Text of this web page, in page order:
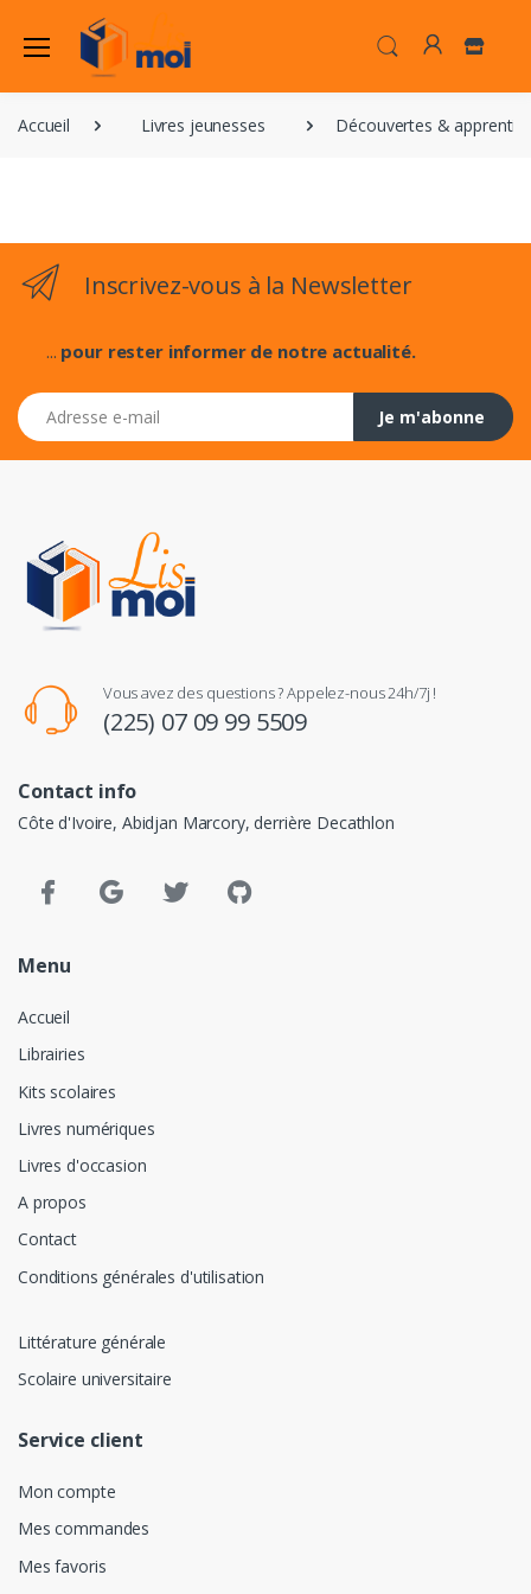
Accueil Livres jeunesses Découvertes &
Inscrivez-vous à la Newsletter
... pour rester informer de notre actualité.
Adresse e-mail
Je m'abonne
Vous avez des questions ? Appelez-nous 24h/7j !
(225) 07 09 99 5509
Contact info
Côte d'Ivoire, Abidjan Marcory, derrière Decathlon
Menu
Accueil
Librairies
Kits scolaires
Livres numériques
Livres d'occasion
A propos
Contact
Conditions générales d'utilisation
Littérature générale
Scolaire universitaire
Service client
Mon compte
Mes commandes
Mes favoris